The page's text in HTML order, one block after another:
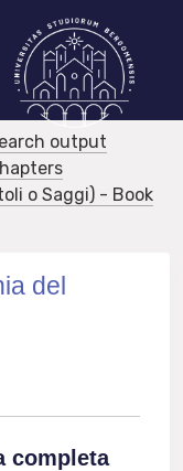
output
o Saggi) - Book
del
completa